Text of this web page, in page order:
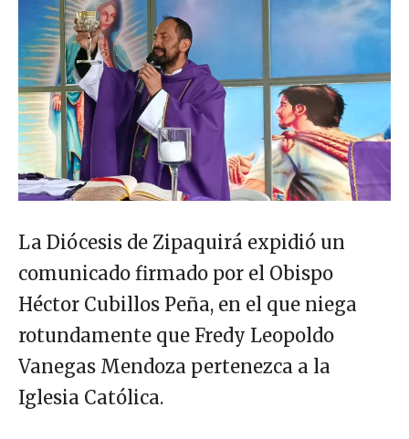
La Diócesis de Zipaquirá expidió un
comunicado firmado por el Obispo
Héctor Cubillos Peña, en el que niega
rotundamente que Fredy Leopoldo
Vanegas Mendoza pertenezca a la
Iglesia Católica.